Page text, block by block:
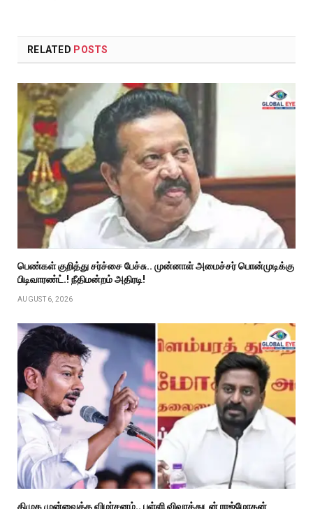
RELATED POSTS
பெண்கள் குறித்து சர்ச்சை பேச்சு.. முன்னாள் அமைச்சர் பொன்முடிக்கு
பிடிவாரண்ட்.! நீதிமன்றம் அதிரடி!
AUGUST 6, 2026
திமுக முன்வைத்த விமர்சனம்.. புள்ளி விவரத்துடன் ராஜ்மோகன்